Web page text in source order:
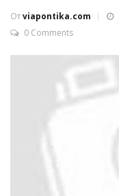
Отviapontika.com
0 Comments